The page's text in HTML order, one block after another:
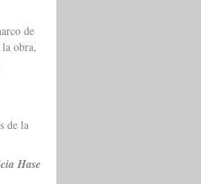
de
obra,
de la
Hase